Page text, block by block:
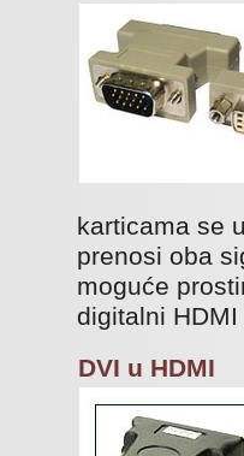
karticama se
prenosi oba
moguće
digitalni
DVI u HDMI